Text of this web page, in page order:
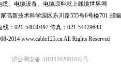
缆、 电缆设备、 电缆原料就上线缆世界网
高新技术科学园区东川路555号6号楼701 邮编
线：021-54830497 传真：021-54429643
2014 www.cable123.cn All Rights Reserved
沪公网安备 31011202001842号